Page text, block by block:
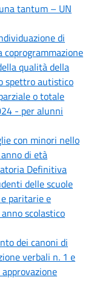
tantum – UN
di
qualità della
spettro autistico
o totale
- per alunni
con minori nello
di età
Definitiva
delle scuole
paritarie e
scolastico
dei canoni di
verbali n. 1 e